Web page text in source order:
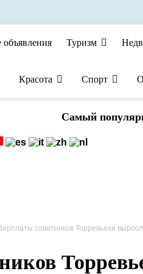
объявления Туризм
Красота Спорт
Cамый
советников Торревьехи